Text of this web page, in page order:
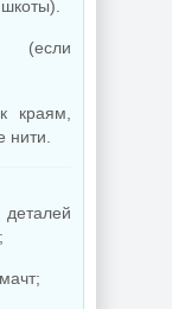
(если
краям,
нити.